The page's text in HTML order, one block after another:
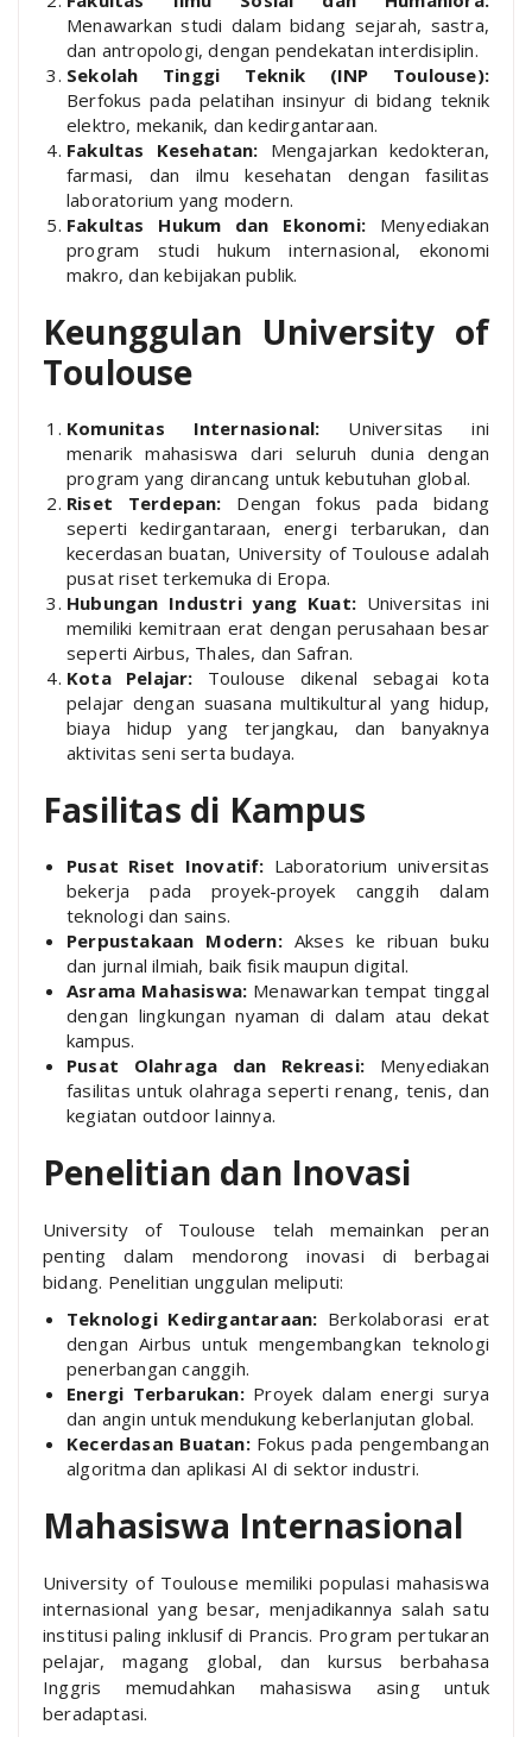
Menawarkan studi dalam bidang sejarah, sastra,
dan antropologi, dengan pendekatan interdisiplin.
Sekolah Tinggi Teknik (INP Toulouse):
Berfokus pada pelatihan insinyur di bidang teknik
elektro, mekanik, dan kedirgantaraan.
Fakultas Kesehatan: Mengajarkan kedokteran,
farmasi, dan ilmu kesehatan dengan fasilitas
laboratorium yang modern.
Fakultas Hukum dan Ekonomi: Menyediakan
program studi hukum internasional, ekonomi
makro, dan kebijakan publik.
Keunggulan University of
Toulouse
Komunitas Internasional: Universitas ini
menarik mahasiswa dari seluruh dunia dengan
program yang dirancang untuk kebutuhan global.
Riset Terdepan: Dengan fokus pada bidang
seperti kedirgantaraan, energi terbarukan, dan
kecerdasan buatan, University of Toulouse adalah
pusat riset terkemuka di Eropa.
Hubungan Industri yang Kuat:Universitas ini
memiliki kemitraan erat dengan perusahaan besar
seperti Airbus, Thales, dan Safran.
Kota Pelajar: Toulouse dikenal sebagai kota
pelajar dengan suasana multikultural yang hidup,
biaya hidup yang terjangkau, dan banyaknya
aktivitas seni serta budaya.
Fasilitas di Kampus
Pusat Riset Inovatif: Laboratorium universitas
bekerja pada proyek-proyek canggih dalam
teknologi dan sains.
Perpustakaan Modern:Akses ke ribuan buku
dan jurnal ilmiah, baik fisik maupun digital.
Asrama Mahasiswa: Menawarkan tempat tinggal
dengan lingkungan nyaman di dalam atau dekat
kampus.
Pusat Olahraga dan Rekreasi: Menyediakan
fasilitas untuk olahraga seperti renang, tenis, dan
kegiatan outdoor lainnya.
Penelitian dan Inovasi
University of Toulouse telah memainkan peran
penting dalam mendorong inovasi di berbagai
bidang. Penelitian unggulan meliputi:
Teknologi Kedirgantaraan: Berkolaborasi erat
dengan Airbus untuk mengembangkan teknologi
penerbangan canggih.
Energi Terbarukan:Proyek dalam energi surya
dan angin untuk mendukung keberlanjutan global.
Kecerdasan Buatan:Fokus pada pengembangan
algoritma dan aplikasi AI di sektor industri.
Mahasiswa Internasional
University of Toulouse memiliki populasi mahasiswa
internasional yang besar, menjadikannya salah satu
institusi paling inklusif di Prancis. Program pertukaran
pelajar, magang global, dan kursus berbahasa
Inggris memudahkan mahasiswa asing untuk
beradaptasi.